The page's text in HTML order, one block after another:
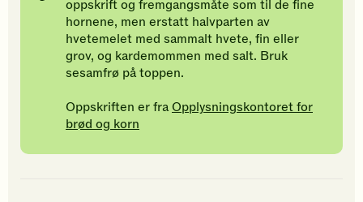
oppskrift og fremgangsmåte som til de fine
hornene, men erstatt halvparten av
hvetemelet med sammalt hvete, fin eller
grov, og kardemommen med salt. Bruk
sesamfrø på toppen.
Oppskriften er fra Opplysningskontoret for
brød og korn